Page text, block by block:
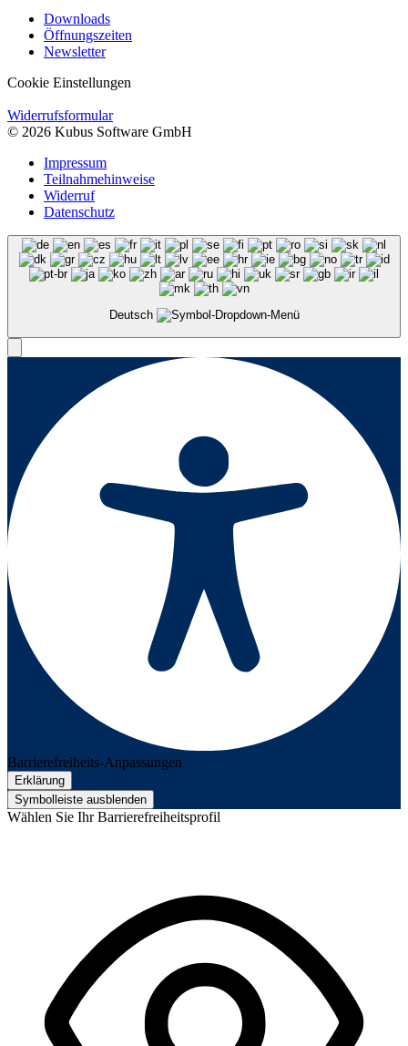
Downloads
Öffnungszeiten
Newsletter
Cookie Einstellungen
Widerrufsformular
© 2026 Kubus Software GmbH
Impressum
Teilnahmehinweise
Widerruf
Datenschutz
Deutsch
Barrierefreiheits-Anpassungen
Erklärung
Symbolleiste ausblenden
Wählen Sie Ihr Barrierefreiheitsprofil